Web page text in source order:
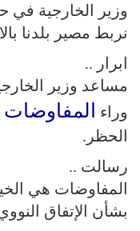
وزير الخارجية
نربط مصير بلدنا
ابرار ..
مساعد وزير
وراء
المفاوضات
الحظر.
رسالت ..
المفاوضات هي
بشأن الإتفاق